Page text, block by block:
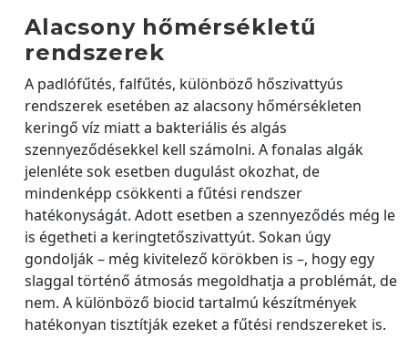
Alacsony hőmérsékletű
rendszerek
A padlófűtés, falfűtés, különböző hőszivattyús
rendszerek esetében az alacsony hőmérsékleten
keringő víz miatt a bakteriális és algás
szennyeződésekkel kell számolni. A fonalas algák
jelenléte sok esetben dugulást okozhat, de
mindenképp csökkenti a fűtési rendszer
hatékonyságát. Adott esetben a szennyeződés még le
is égetheti a keringtetőszivattyút. Sokan úgy
gondolják – még kivitelező körökben is –, hogy egy
slaggal történő átmosás megoldhatja a problémát, de
nem. A különböző biocid tartalmú készítmények
hatékonyan tisztítják ezeket a fűtési rendszereket is.